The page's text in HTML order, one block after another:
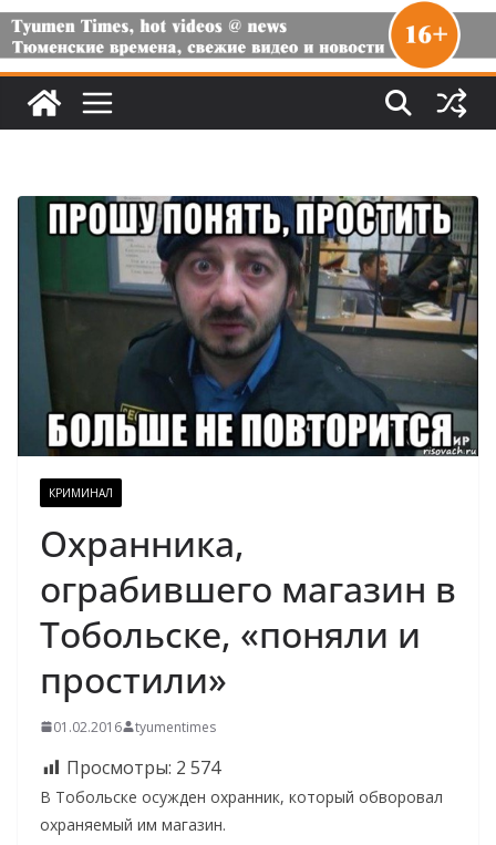
КРИМИНАЛ
Охранника,
ограбившего магазин в
Тобольске, «поняли и
простили»
01.02.2016 tyumentimes
Просмотры: 2 574
В Тобольске осужден охранник, который обворовал
охраняемый им магазин.